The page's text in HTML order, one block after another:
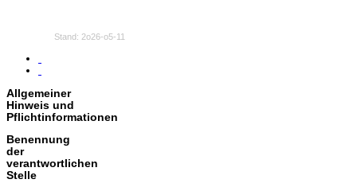
Stand: 2o26-o5-11
Allgemeiner
Hinweis und
Pflichtinformationen
Benennung
der
verantwortlichen
Stelle